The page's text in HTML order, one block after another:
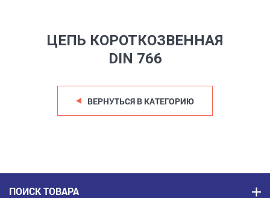
ЦЕПЬ КОРОТКОЗВЕННАЯ
DIN 766
ВЕРНУТЬСЯ В КАТЕГОРИЮ
ПОИСК ТОВАРА